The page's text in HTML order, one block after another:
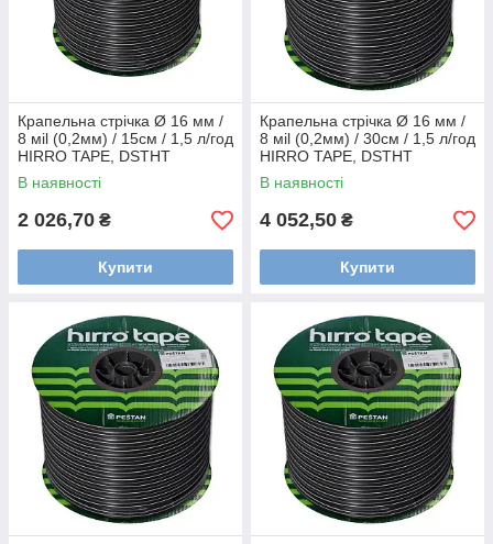
Крапельна стрічка Ø 16 мм /
8 мil (0,2мм) / 15см / 1,5 л/год
HIRRO TAPE, DSTHT
16081515-0500
В наявності
2 026,70 ₴
Купити
Крапельна стрічка Ø 16 мм /
8 мil (0,2мм) / 30см / 1,5 л/год
HIRRO TAPE, DSTHT
16081530-1000
В наявності
4 052,50 ₴
Купити